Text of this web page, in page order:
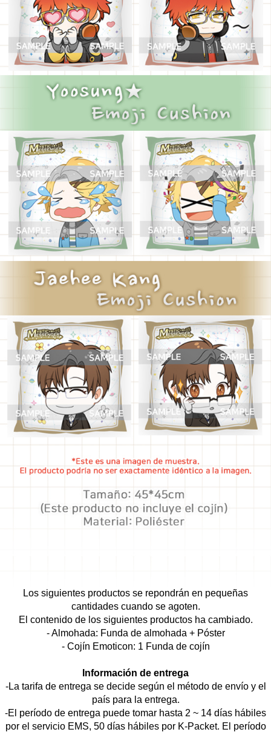
Los siguientes productos se repondrán en pequeñas
cantidades cuando se agoten.
El contenido de los siguientes productos ha cambiado.
- Almohada: Funda de almohada + Póster
- Cojín Emoticon: 1 Funda de cojín
Información de entrega
-La tarifa de entrega se decide según el método de envío y el
país para la entrega.
-El período de entrega puede tomar hasta 2 ~ 14 días hábiles
por el servicio EMS, 50 días hábiles por K-Packet. El período